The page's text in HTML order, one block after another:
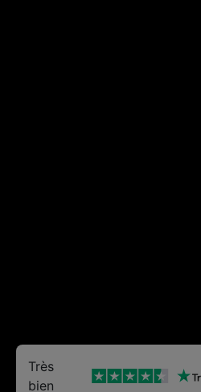
Très
bien